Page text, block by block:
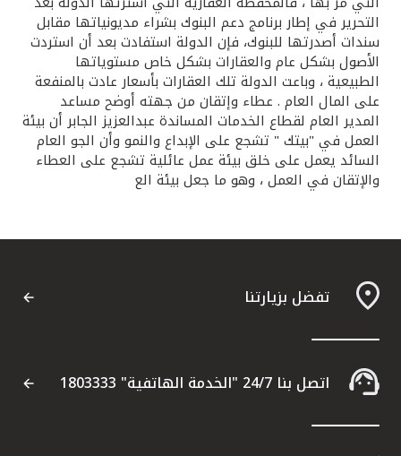
التحرير في إطار برنامج دعم البنوك بشراء مديونياتها مقابل
سندات أصدرتها للبنوك، فإن الدولة استفادت بعد أن استردت
الأصول بشكل عام والعقارات بشكل خاص مستوياتها
الطبيعية ، وباعت الدولة تلك العقارات بأسعار عادت بالمنفعة
على المال العام . عطاء وإتقان من جهته أوضح مساعد
المدير العام لقطاع الخدمات المساندة عبدالعزيز الجابر أن بيئة
العمل في "بيتك " تشجع على الإبداع والنمو وأن الجو العام
السائد يعمل على خلق بيئة عمل عائلية تشجع على العطاء
والإتقان في العمل ، وهو ما جعل بيئة الع
تفضل بزيارتنا
اتصل بنا 24/7 "الخدمة الهاتفية" 1803333